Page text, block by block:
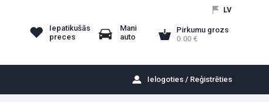
LV
Iepatikušās
preces
Mani
auto
Pirkumu grozs
0.00
Ielogoties / Reģistrēties